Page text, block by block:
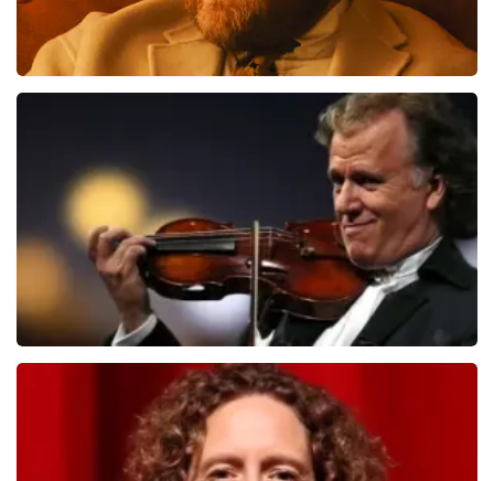
BESTEL NU
Andre Rieu
laatste 30 minuten
BESTEL NU